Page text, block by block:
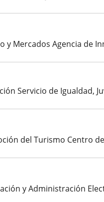
y Mercados Agencia de
Servicio de Igualdad,
del Turismo Centro
y Administración